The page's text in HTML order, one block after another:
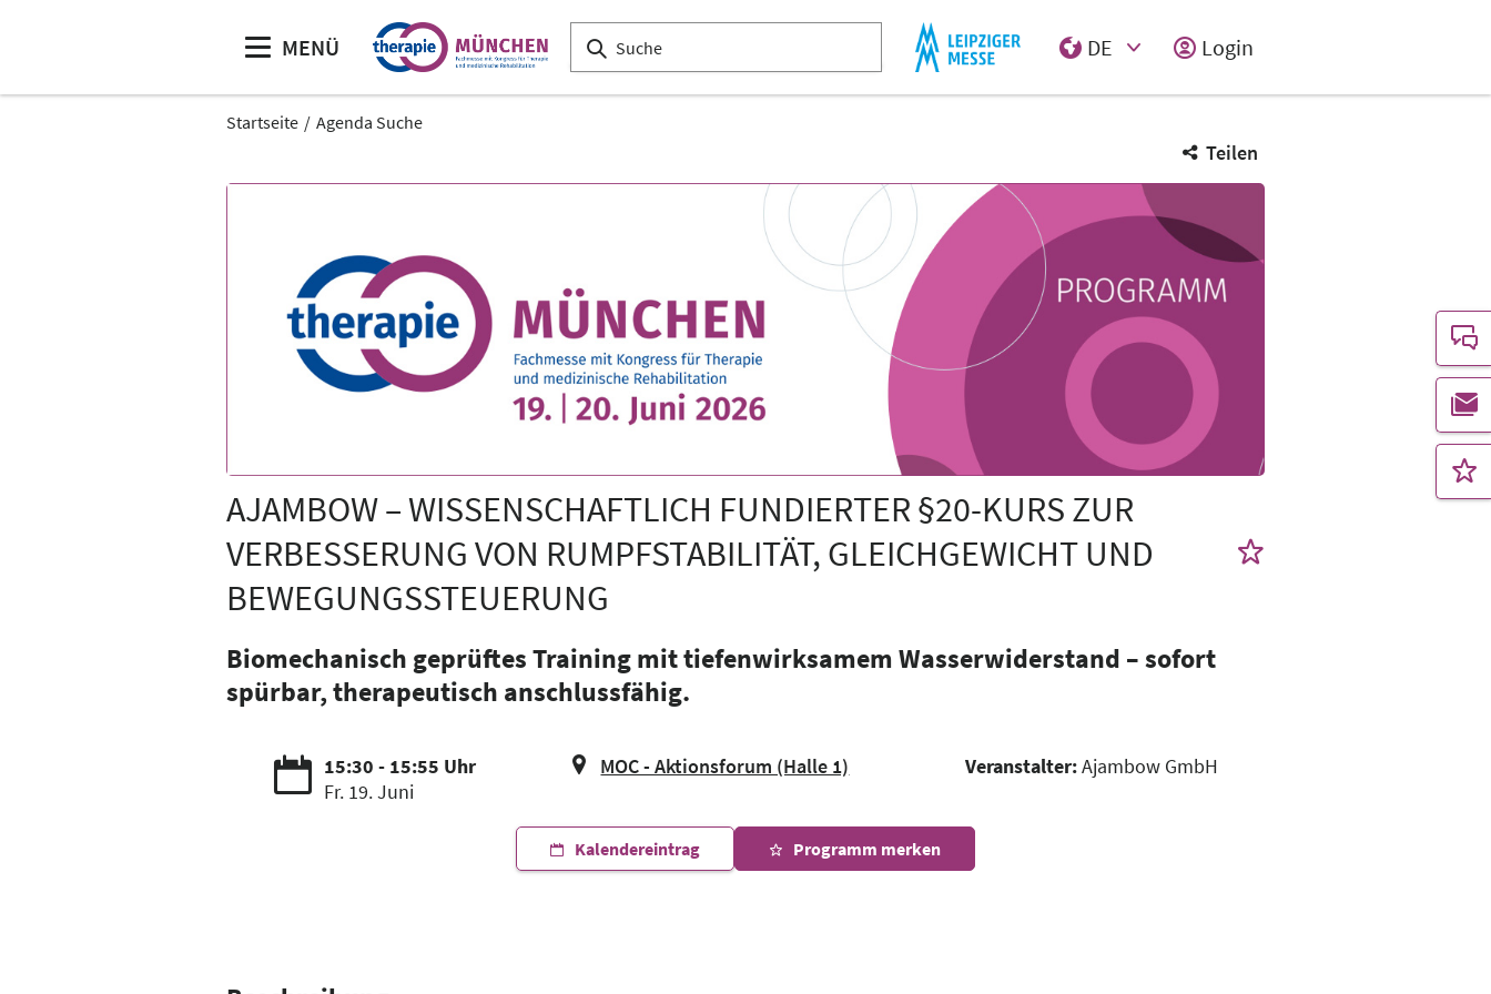
MENÜ
DE
Login
Startseite Agenda Suche
Teilen
AJAMBOW – WISSENSCHAFTLICH FUNDIERTER §20-KURS ZUR
VERBESSERUNG VON RUMPFSTABILITÄT, GLEICHGEWICHT UND
BEWEGUNGSSTEUERUNG
Biomechanisch geprüftes Training mit tiefenwirksamem Wasserwiderstand – sofort
spürbar, therapeutisch anschlussfähig.
15:30 - 15:55 Uhr
Fr. 19. Juni
MOC - Aktionsforum (Halle 1) Veranstalter:Ajambow GmbH
Kalendereintrag Programm merken